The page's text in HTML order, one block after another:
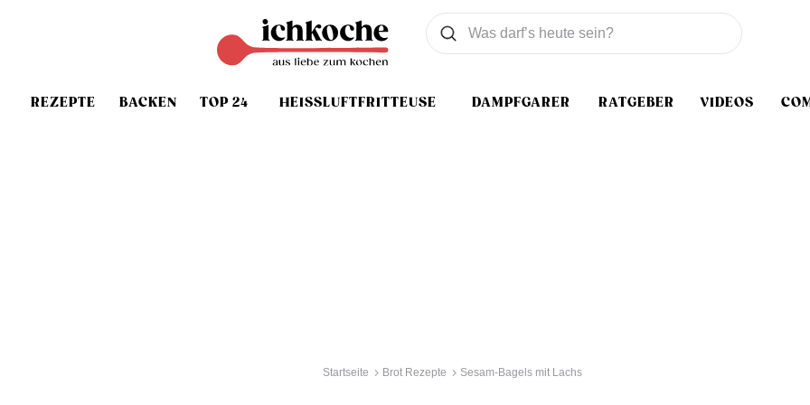
REZEPTE BACKEN TOP 24 HEISSLUFTFRITTEUSE DAMPFGARER RATGEBER VIDEOS
Was wollen Sie suchen
Suchen
Startseite Brot Rezepte Sesam-Bagels mit Lachs